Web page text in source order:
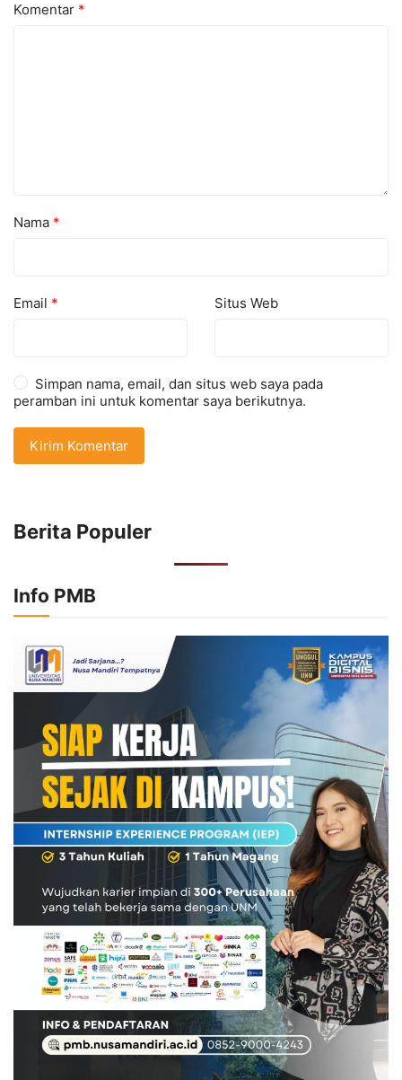
Komentar *
Nama *
Email * Situs Web
Simpan nama, email, dan situs web saya pada
peramban ini untuk komentar saya berikutnya.
Berita Populer
Info PMB